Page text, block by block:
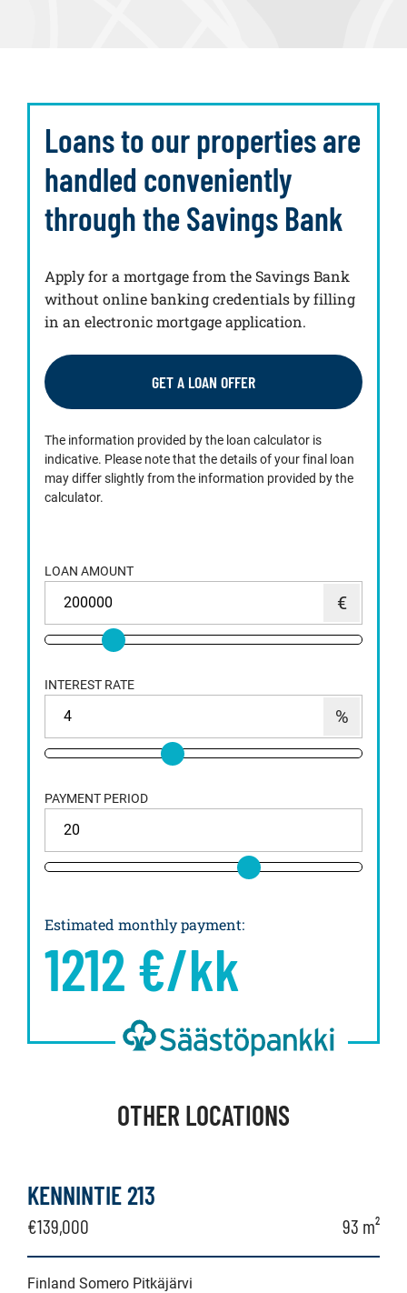
Loans to our properties are
handled conveniently
through the Savings Bank
Apply for a mortgage from the Savings Bank
without online banking credentials by filling
in an electronic mortgage application.
GET A LOAN OFFER
The information provided by the loan calculator is
indicative. Please note that the details of your final loan
may differ slightly from the information provided by the
calculator.
LOAN AMOUNT
INTEREST RATE
PAYMENT PERIOD
Estimated monthly payment:
1212 €/kk
OTHER LOCATIONS
KENNINTIE 213
€139,000 93 m²
Finland Somero Pitkäjärvi